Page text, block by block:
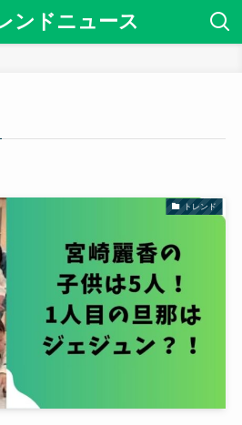
ンドニュース
トレンド